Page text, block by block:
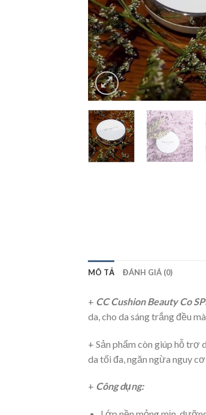
MÔ TẢ ĐÁNH GIÁ (0)
+ CC Cushion Beauty Co
da, cho da sáng trắng đều
+ Sản phẩm còn giúp hỗ trợ
da tối đa, ngăn ngừa nguy cơ
+ Công dụng: